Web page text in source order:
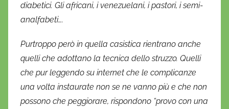
diabetici. Gli africani, i venezuelani, i pastori, i semi-
analfabeti….
Purtroppo però in quella casistica rientrano anche
quelli che adottano la tecnica dello struzzo. Quelli
che pur leggendo su internet che le complicanze
una volta instaurate non se ne vanno più e che non
possono che peggiorare, rispondono “provo con una